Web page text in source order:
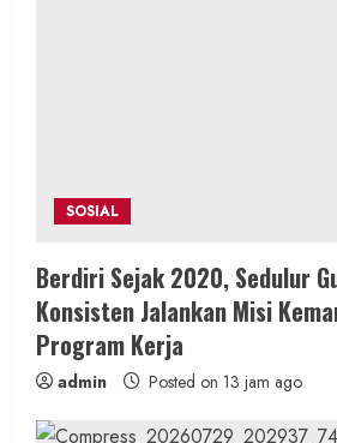
SOSIAL
Berdiri Sejak 2020, Sedulur
Konsisten Jalankan Misi
Program Kerja
admin Posted on 13 jam ago